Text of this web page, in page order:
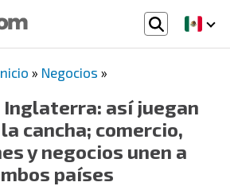
» Negocios »
Inglaterra: así juegan
cancha; comercio,
y negocios unen a
países